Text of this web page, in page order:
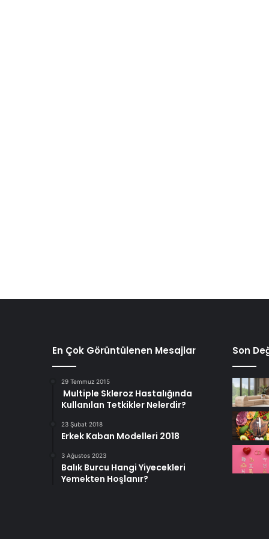
En Çok Görüntülenen Mesajlar
29 Temmuz 2015
Multiple Skleroz Hastalığında
Kullanılan Tetkikler Nelerdir?
23 Şubat 2018
Erkek Kaban Modelleri 2018
3 Ağustos 2023
Balık Burcu Hangi Yiyecekleri
Yemekten Hoşlanır?
Son